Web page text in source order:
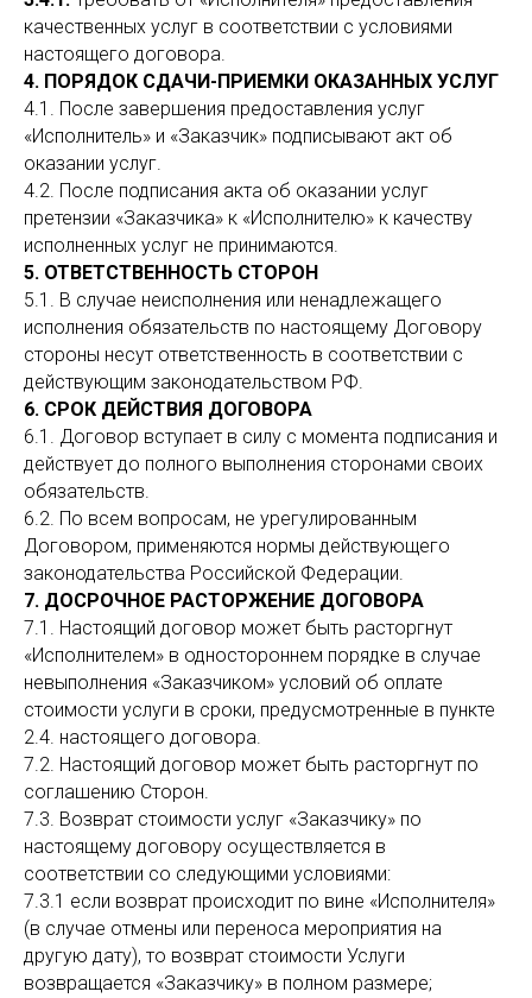
качественных услуг в соответствии с условиями
настоящего договора.
4. ПОРЯДОК СДАЧИ-ПРИЕМКИ ОКАЗАННЫХ УСЛУГ
4.1. После завершения предоставления услуг
«Исполнитель» и «Заказчик» подписывают акт об
оказании услуг.
4.2. После подписания акта об оказании услуг
претензии «Заказчика» к «Исполнителю» к качеству
исполненных услуг не принимаются.
5. ОТВЕТСТВЕННОСТЬ СТОРОН
5.1. В случае неисполнения или ненадлежащего
исполнения обязательств по настоящему Договору
стороны несут ответственность в соответствии с
действующим законодательством РФ.
6. СРОК ДЕЙСТВИЯ ДОГОВОРА
6.1. Договор вступает в силу с момента подписания и
действует до полного выполнения сторонами своих
обязательств.
6.2. По всем вопросам, не урегулированным
Договором, применяются нормы действующего
законодательства Российской Федерации.
7. ДОСРОЧНОЕ РАСТОРЖЕНИЕ ДОГОВОРА
7.1. Настоящий договор может быть расторгнут
«Исполнителем» в одностороннем порядке в случае
невыполнения «Заказчиком» условий об оплате
стоимости услуги в сроки, предусмотренные в пункте
2.4. настоящего договора.
7.2. Настоящий договор может быть расторгнут по
соглашению Сторон.
7.3. Возврат стоимости услуг «Заказчику» по
настоящему договору осуществляется в
соответствии со следующими условиями:
7.3.1 если возврат происходит по вине «Исполнителя»
(в случае отмены или переноса мероприятия на
другую дату), то возврат стоимости Услуги
возвращается «Заказчику» в полном размере;